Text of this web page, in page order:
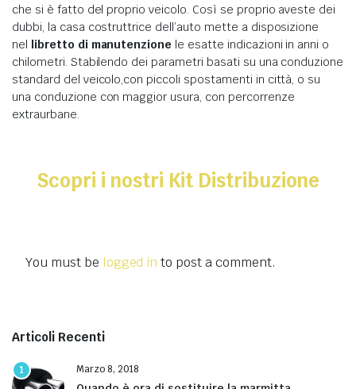
che si è fatto del proprio veicolo. Così se proprio aveste dei
dubbi, la casa costruttrice dell’auto mette a disposizione
nel libretto di manutenzione le esatte indicazioni in anni o
chilometri. Stabilendo dei parametri basati su una conduzione
standard del veicolo,con piccoli spostamenti in città, o su
una conduzione con maggior usura, con percorrenze
extraurbane.
Scopri i nostri Kit Distribuzione
You must be logged in to post a comment.
Articoli Recenti
1 Marzo 8, 2018